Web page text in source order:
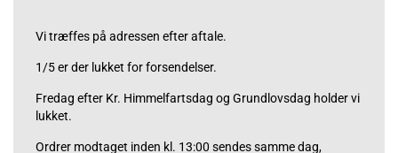
Vi træffes på adressen efter aftale.
1/5 er der lukket for forsendelser.
Fredag efter Kr. Himmelfartsdag og Grundlovsdag holder vi
lukket.
Ordrer modtaget inden kl. 13:00 sendes samme dag,